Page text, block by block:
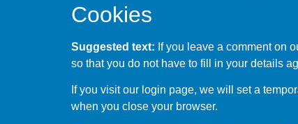
Cookies
Suggested text: If you leave a comment on
so that you do not have to fill in your details
If you visit our login page, we will set a
when you close your browser.